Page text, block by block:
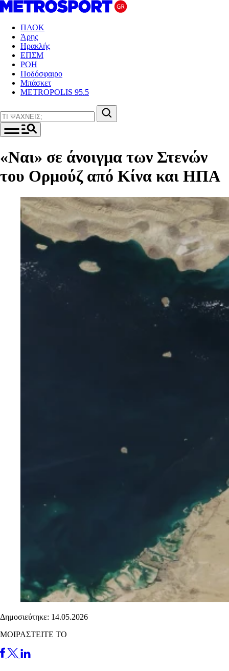
ΠΑΟΚ
Άρης
Ηρακλής
ΕΠΣΜ
ΡΟΗ
Ποδόσφαιρο
Μπάσκετ
METROPOLIS 95.5
«Ναι» σε άνοιγμα των Στενών
του Ορμούζ από Κίνα και ΗΠΑ
Δημοσιεύτηκε: 14.05.2026
ΜΟΙΡΑΣΤΕΙΤΕ ΤΟ